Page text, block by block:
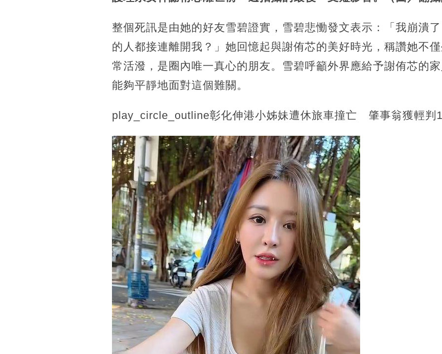
整個死訊是由她的好友雪碧證實，雪碧悲慟發文表示：「我崩潰
的人都接連離開我？」她回憶起與謝侑芯的美好時光，稱讚她不
常活潑，是圈內唯一真心的朋友。雪碧呼籲外界應給予謝侑芯的
能夠平靜地面對這個難關。
play_circle_outline彰化伸港小姊妹遭休旅車撞亡 肇事翁獲輕判